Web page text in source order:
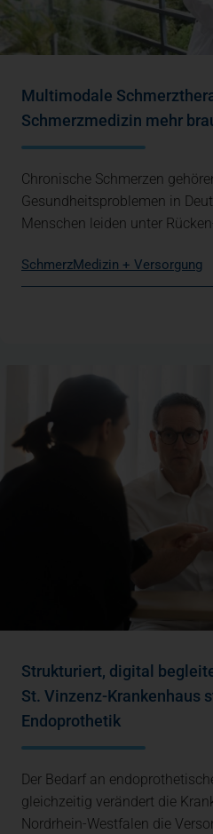
Multimodale
Schmerzmedizin mehr
Chronische Schmerzen
Gesundheitsproblemen in
Menschen leiden unter
SchmerzMedizin + Versorgung
Strukturiert, digital
St. Vinzenz-Krankenhaus
Endoprothetik
Der Bedarf an
gleichzeitig verändert die
Nordrhein-Westfalen die